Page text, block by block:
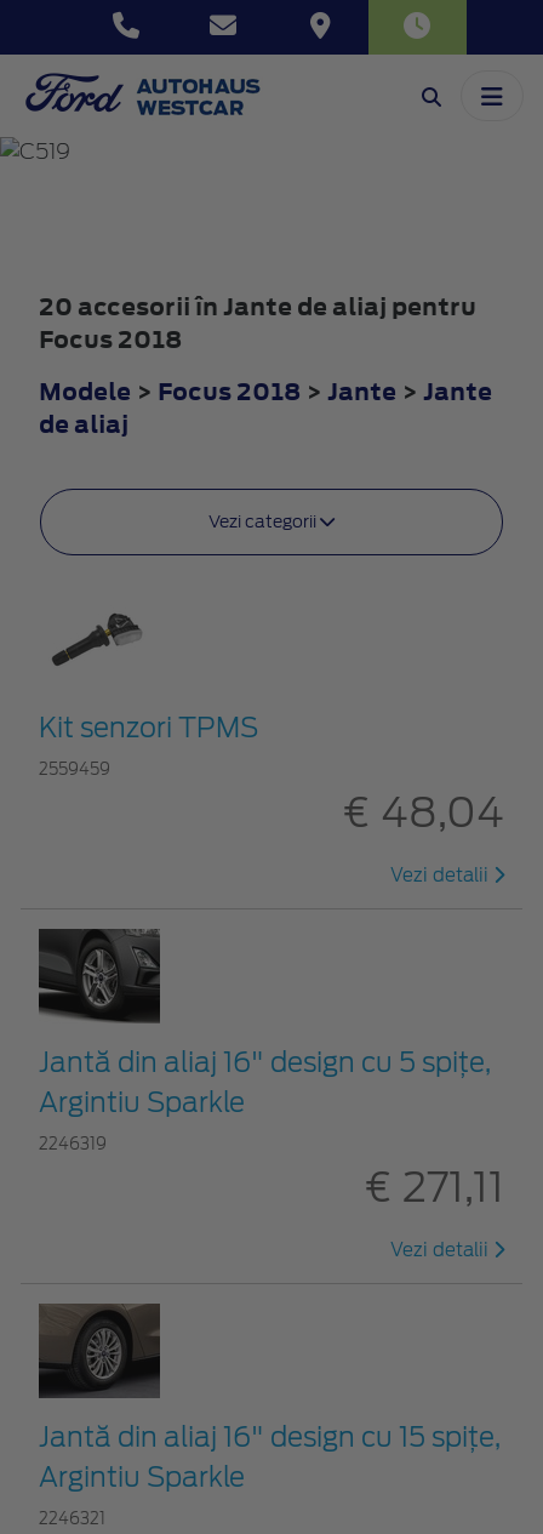
FOCUS
20 accesorii în Jante de aliaj pentru
Focus 2018
Modele > Focus 2018 > Jante > Jante
de aliaj
Vezi categorii
Kit senzori TPMS
2559459
€ 48,04
Vezi detalii
Jantă din aliaj 16" design cu 5 spițe,
Argintiu Sparkle
2246319
€ 271,11
Vezi detalii
Jantă din aliaj 16" design cu 15 spițe,
Argintiu Sparkle
2246321